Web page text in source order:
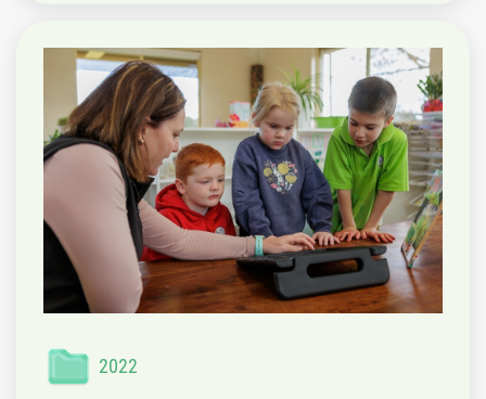
2022